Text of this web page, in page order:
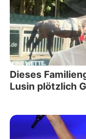
Dieses
Lusin plötzlich